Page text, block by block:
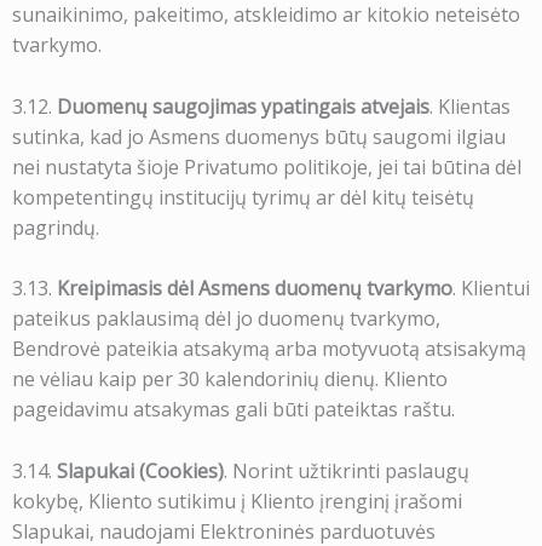
sunaikinimo, pakeitimo, atskleidimo ar kitokio neteisėto
tvarkymo.
3.12. Duomenų saugojimas ypatingais atvejais. Klientas
sutinka, kad jo Asmens duomenys būtų saugomi ilgiau
nei nustatyta šioje Privatumo politikoje, jei tai būtina dėl
kompetentingų institucijų tyrimų ar dėl kitų teisėtų
pagrindų.
3.13. Kreipimasis dėl Asmens duomenų tvarkymo. Klientui
pateikus paklausimą dėl jo duomenų tvarkymo,
Bendrovė pateikia atsakymą arba motyvuotą atsisakymą
ne vėliau kaip per 30 kalendorinių dienų. Kliento
pageidavimu atsakymas gali būti pateiktas raštu.
3.14. Slapukai (Cookies). Norint užtikrinti paslaugų
kokybę, Kliento sutikimu į Kliento įrenginį įrašomi
Slapukai, naudojami Elektroninės parduotuvės